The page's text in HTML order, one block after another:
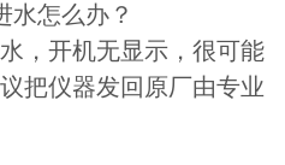
怎么办？
，开机无显示，很可能
把仪器发回原厂由专业